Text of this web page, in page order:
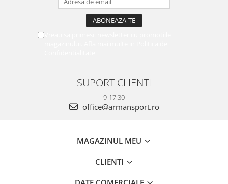
SUPORT CLIENTI
9-17:30
office@armansport.ro
MAGAZINUL MEU
CLIENTI